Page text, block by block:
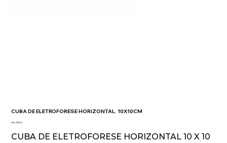
CUBA DE ELETROFORESE HORIZONTAL. 10X10CM
Preço
R$ 4.321,00
CUBA DE ELETROFORESE HORIZONTAL 10 X 10